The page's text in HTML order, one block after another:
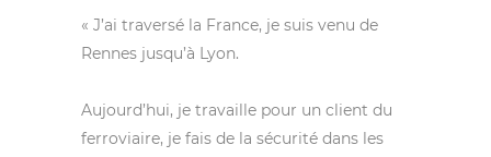
« J’ai traversé la France, je suis venu de
Rennes jusqu’à Lyon.
Aujourd’hui, je travaille pour un client du
ferroviaire, je fais de la sécurité dans les